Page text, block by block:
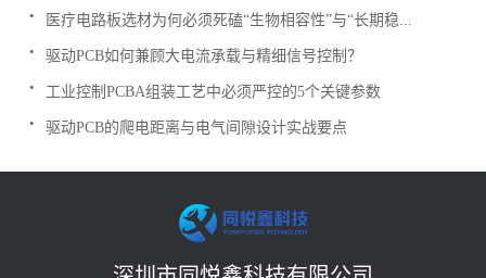
医疗电路板选材为何必须死磕“生物相容性”与“长期稳...
.
驱动PCB如何兼顾大电流承载与精细信号控制？
.
工业控制PCBA组装工艺中必须严控的5个关键参数
.
驱动PCB的爬电距离与电气间隙设计实战要点
.